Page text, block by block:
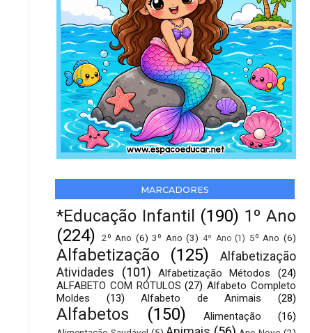
MARCADORES
*Educação Infantil (190) 1º Ano
(224)
2º Ano (6) 3º Ano (3) 4º Ano (1) 5º Ano (6)
Alfabetização (125)
Alfabetização
Atividades
(101) Alfabetização Métodos
(24)
ALFABETO COM RÓTULOS (27) Alfabeto Completo
Moldes
(13) Alfabeto de Animais (28)
Alfabetos (150) Alimentação (16)